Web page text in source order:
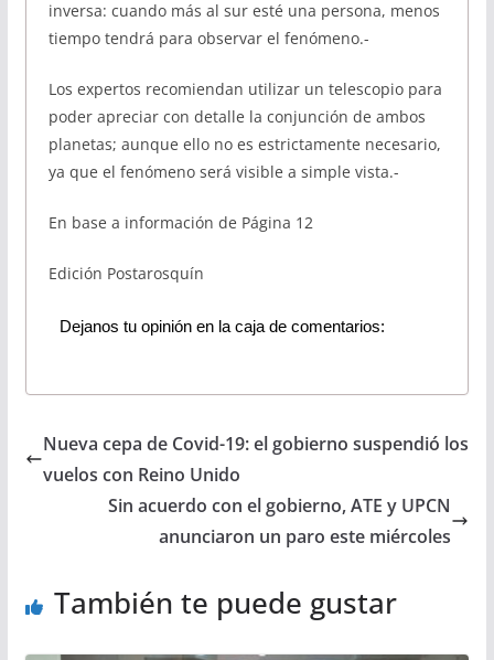
inversa: cuando más al sur esté una persona, menos
tiempo tendrá para observar el fenómeno.-
Los expertos recomiendan utilizar un telescopio para
poder apreciar con detalle la conjunción de ambos
planetas; aunque ello no es estrictamente necesario,
ya que el fenómeno será visible a simple vista.-
En base a información de Página 12
Edición Postarosquín
Dejanos tu opinión en la caja de comentarios:
Nueva cepa de Covid-19: el gobierno suspendió los
vuelos con Reino Unido
Sin acuerdo con el gobierno, ATE y UPCN
anunciaron un paro este miércoles
También te puede gustar